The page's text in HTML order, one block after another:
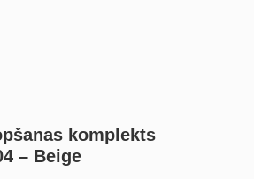
komplekts
– Beige